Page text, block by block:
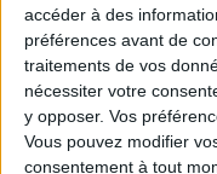
accéder à des
préférences avant de
traitements de vos
nécessiter votre
y opposer. Vos
Vous pouvez modifier
consentement à tout
Découvrir